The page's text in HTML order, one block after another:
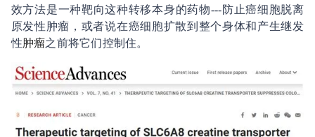
效方法是一种靶向这种转移本身的药物---防止癌细胞脱离
原发性肿瘤，或者说在癌细胞扩散到整个身体和产生继发
性肿瘤之前将它们控制住。